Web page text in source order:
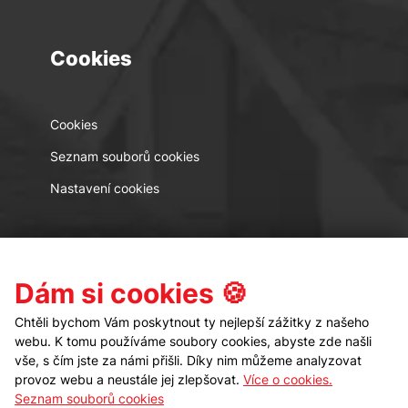
Cookies
Cookies
Seznam souborů cookies
Nastavení cookies
Kontakt Sledujte nás
Dám si cookies 🍪
Chtěli bychom Vám poskytnout ty nejlepší zážitky z našeho
webu. K tomu používáme soubory cookies, abyste zde našli
vše, s čím jste za námi přišli. Díky nim můžeme analyzovat
provoz webu a neustále jej zlepšovat. Více o cookies.
Seznam souborů cookies